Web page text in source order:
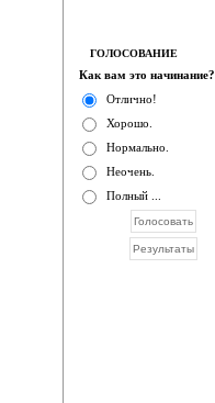
ГОЛОСОВАНИЕ
Как вам это начинание?
Отлично!
Хорошо.
Нормально.
Неочень.
Полный ...